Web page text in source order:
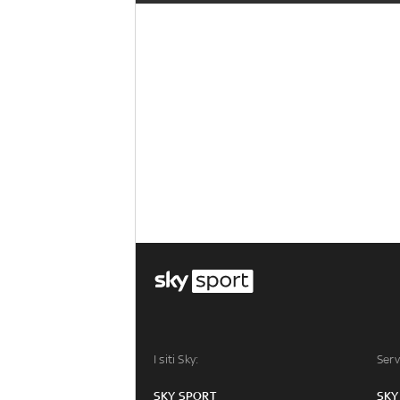
I siti Sky:
SKY SPORT